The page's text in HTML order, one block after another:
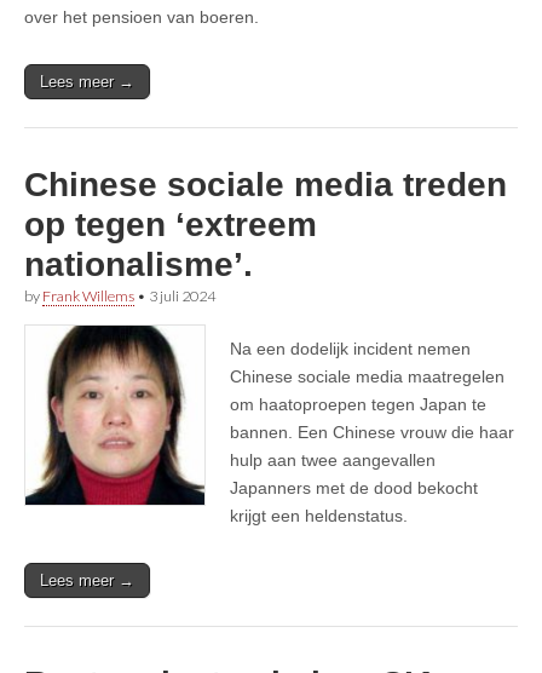
over het pensioen van boeren.
Lees meer →
Chinese sociale media treden
op tegen ‘extreem
nationalisme’.
by Frank Willems • 3 juli 2024
Na een dodelijk incident nemen
Chinese sociale media maatregelen
om haatoproepen tegen Japan te
bannen. Een Chinese vrouw die haar
hulp aan twee aangevallen
Japanners met de dood bekocht
krijgt een heldenstatus.
Lees meer →